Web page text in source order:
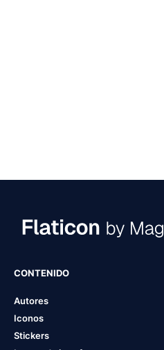
CONTENIDO
Autores
Iconos
Stickers